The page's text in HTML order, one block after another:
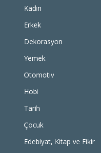
Kadın
Erkek
Dekorasyon
Yemek
Otomotiv
Hobi
Tarih
Çocuk
Edebiyat, Kitap ve Fikir